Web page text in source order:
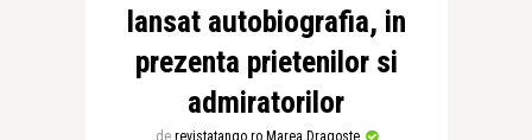
lansat autobiografia, in
prezenta prietenilor si
admiratorilor
de revistatango.ro Marea Dragoste